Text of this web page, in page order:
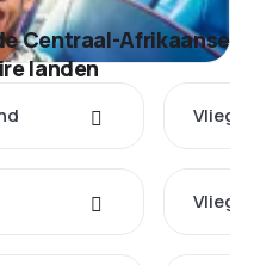
Centraal-Afrikaanse
landen